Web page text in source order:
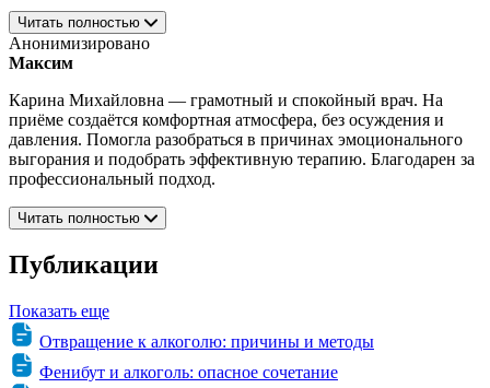
Читать полностью
Анонимизировано
Максим
Карина Михайловна — грамотный и спокойный врач. На
приёме создаётся комфортная атмосфера, без осуждения и
давления. Помогла разобраться в причинах эмоционального
выгорания и подобрать эффективную терапию. Благодарен за
профессиональный подход.
Читать полностью
Публикации
Показать еще
Отвращение к алкоголю: причины и методы
Фенибут и алкоголь: опасное сочетание